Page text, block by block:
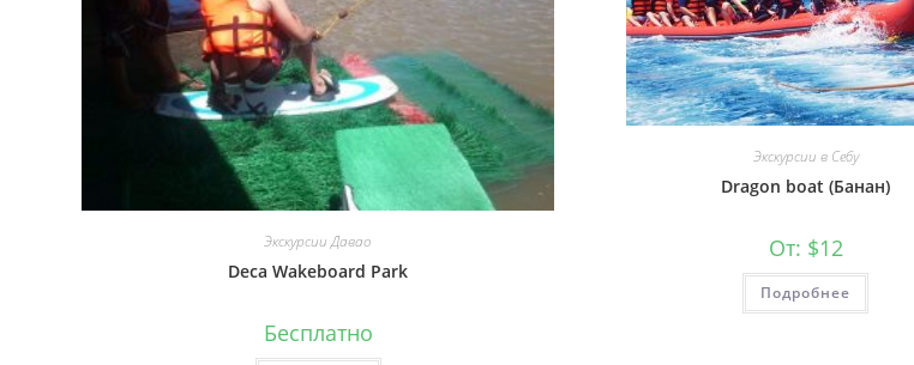
Экскурсии Давао
Deca Wakeboard Park
Бесплатно
Экскурсии в Себу
Dragon boat (Банан)
От: $12
Подробнее